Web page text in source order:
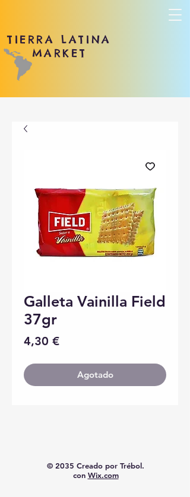
TIERRA LATINA
MARKET
Galleta Vainilla Field
37gr
4,30 €Precio
Agotado
© 2035 Creado por Trébol.
con Wix.com